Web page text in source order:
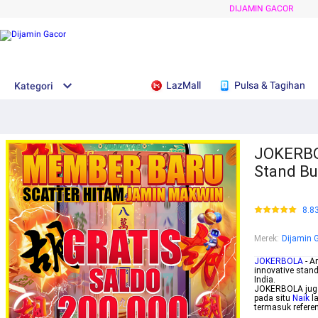
DIJAMIN GACOR
Kategori LazMall Pulsa & Tagihan
Stand
Merek: Dijamin
JOKERBOLA -
innovative
India.
JOKERBOLA
pada situ Naik
termasuk